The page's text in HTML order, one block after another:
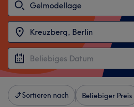
Sortieren nach Beliebiger Preis